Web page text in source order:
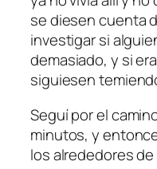
se diesen cuenta
investigar si
demasiado, y si
siguiesen
Seguí por el
minutos, y
los alrededores